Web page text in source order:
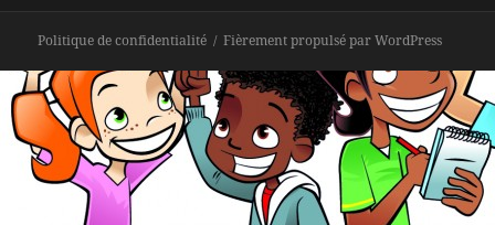
Politique de confidentialité Fièrement propulsé par WordPress